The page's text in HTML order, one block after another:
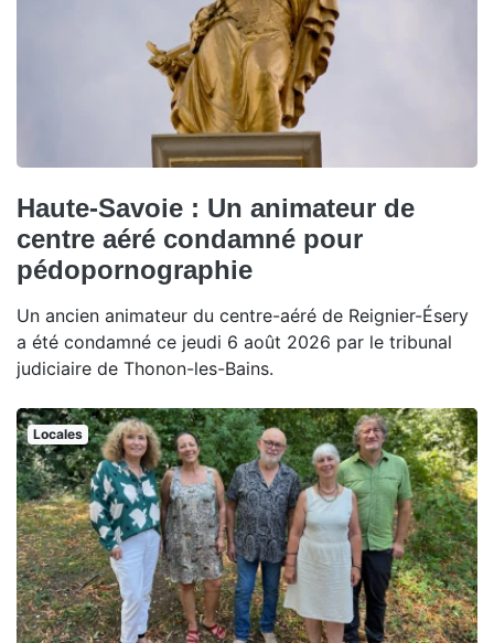
Haute-Savoie : Un animateur de
centre aéré condamné pour
pédopornographie
Un ancien animateur du centre-aéré de Reignier-Ésery
a été condamné ce jeudi 6 août 2026 par le tribunal
judiciaire de Thonon-les-Bains.
Locales